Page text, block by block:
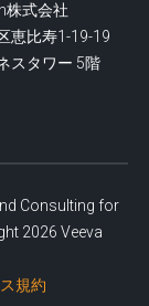
株式会社
恵比寿1-19-19
スタワー 5階
Consulting for
2026 Veeva
規約